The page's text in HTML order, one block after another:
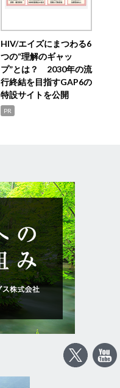
HIV/エイズにまつわる6
つの“理解のギャッ
プ”とは？ 2030年の流
行終結を目指すGAP6の
特設サイトを公開
PR